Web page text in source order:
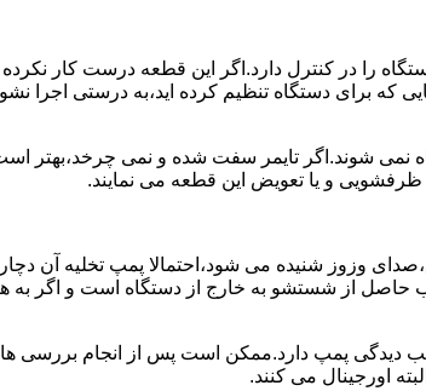
را در کنترل دارد.اگر این قطعه درست کار
دستگاه تنظیم کرده اید،به درستی اجرا
شوند.اگر تایمر سفت شده و نمی چرخد،بهتر
و یا تعویض این قطعه می نمایند.
وزوز شنیده می شود،احتمالا پمپ تخلیه آن دچار
حاصل از شستشو به خارج از دستگاه است و اگر
دیدگی پمپ دارد.ممکن است پس از انجام بررسی
اورجینال می کنند.